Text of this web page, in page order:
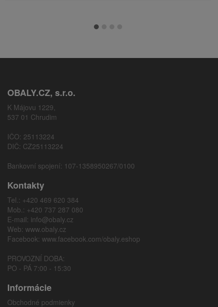
OBALY.CZ, s.r.o.
K Májovu 1229,
537 01 Chrudim
IČO: 25113224
DIČ: CZ25113224
Bankovní spojení: 107-1358950267/0100
Kontakty
Tel.: +420 469 620 384
Mob.: +420 737 287 080
E-mail: info@obaly.cz
Web: www.obaly.cz
Facebook: www.facebook.com/obaly.eshop
PROVOZNÍ DOBA:
PO - PÁ 7:00 - 15:30
Informácie
Obchodné podmienky